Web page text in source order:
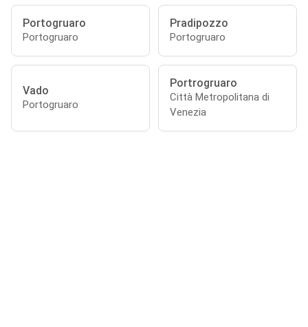
Portogruaro
Portogruaro
Pradipozzo
Portogruaro
Vado
Portogruaro
Portrogruaro
Città Metropolitana di
Venezia